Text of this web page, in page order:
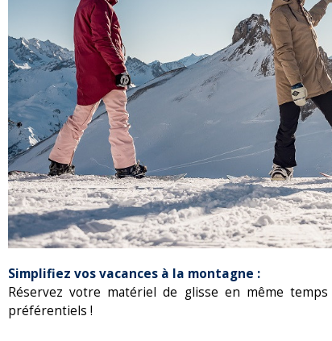
Simplifiez vos vacances à la montagne :
Réservez votre matériel de glisse en même
préférentiels !